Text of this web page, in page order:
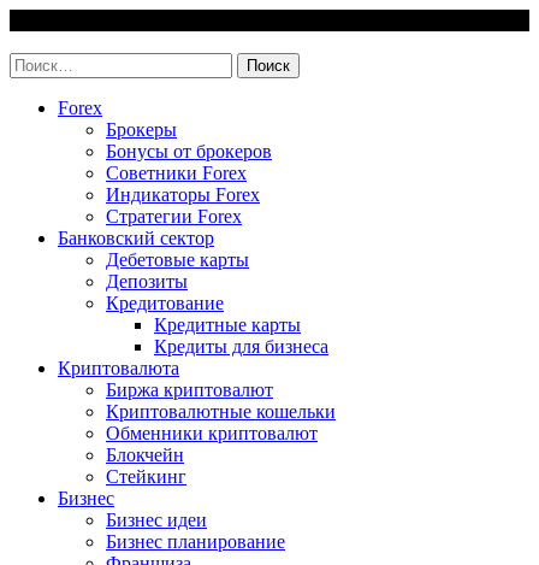
content
Найти:
Forex
Брокеры
Бонусы от брокеров
Советники Forex
Индикаторы Forex
Стратегии Forex
Банковский сектор
Дебетовые карты
Депозиты
Кредитование
Кредитные карты
Кредиты для бизнеса
Криптовалюта
Биржа криптовалют
Криптовалютные кошельки
Обменники криптовалют
Блокчейн
Стейкинг
Бизнес
Бизнес идеи
Бизнес планирование